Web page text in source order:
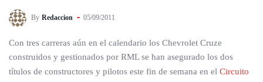
By Redaccion 05/09/2011
Con tres carreras aún en el calendario los Chevrolet Cruze
construidos y gestionados por RML se han asegurado los dos
títulos de constructores y pilotos este fin de semana en el Circuito